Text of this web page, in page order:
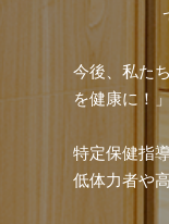
今後、私た
を健康に！
特定保健指
低体力者や